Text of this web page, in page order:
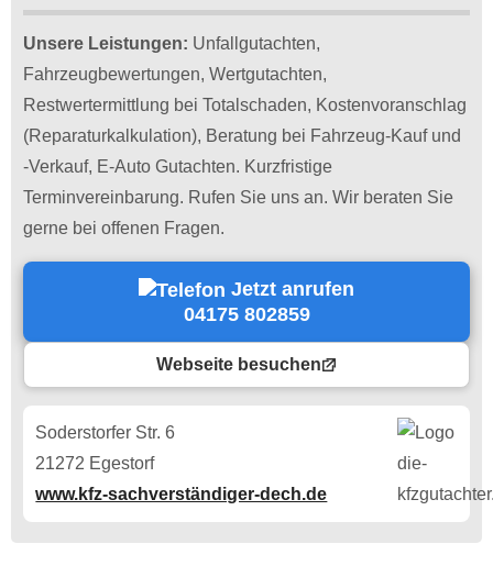
Unsere Leistungen: Unfallgutachten,
Fahrzeugbewertungen, Wertgutachten,
Restwertermittlung bei Totalschaden, Kostenvoranschlag
(Reparaturkalkulation), Beratung bei Fahrzeug-Kauf und
-Verkauf, E-Auto Gutachten. Kurzfristige
Terminvereinbarung. Rufen Sie uns an. Wir beraten Sie
gerne bei offenen Fragen.
Jetzt anrufen
04175 802859
Webseite besuchen
Soderstorfer Str. 6
21272 Egestorf
www.kfz-sachverständiger-dech.de